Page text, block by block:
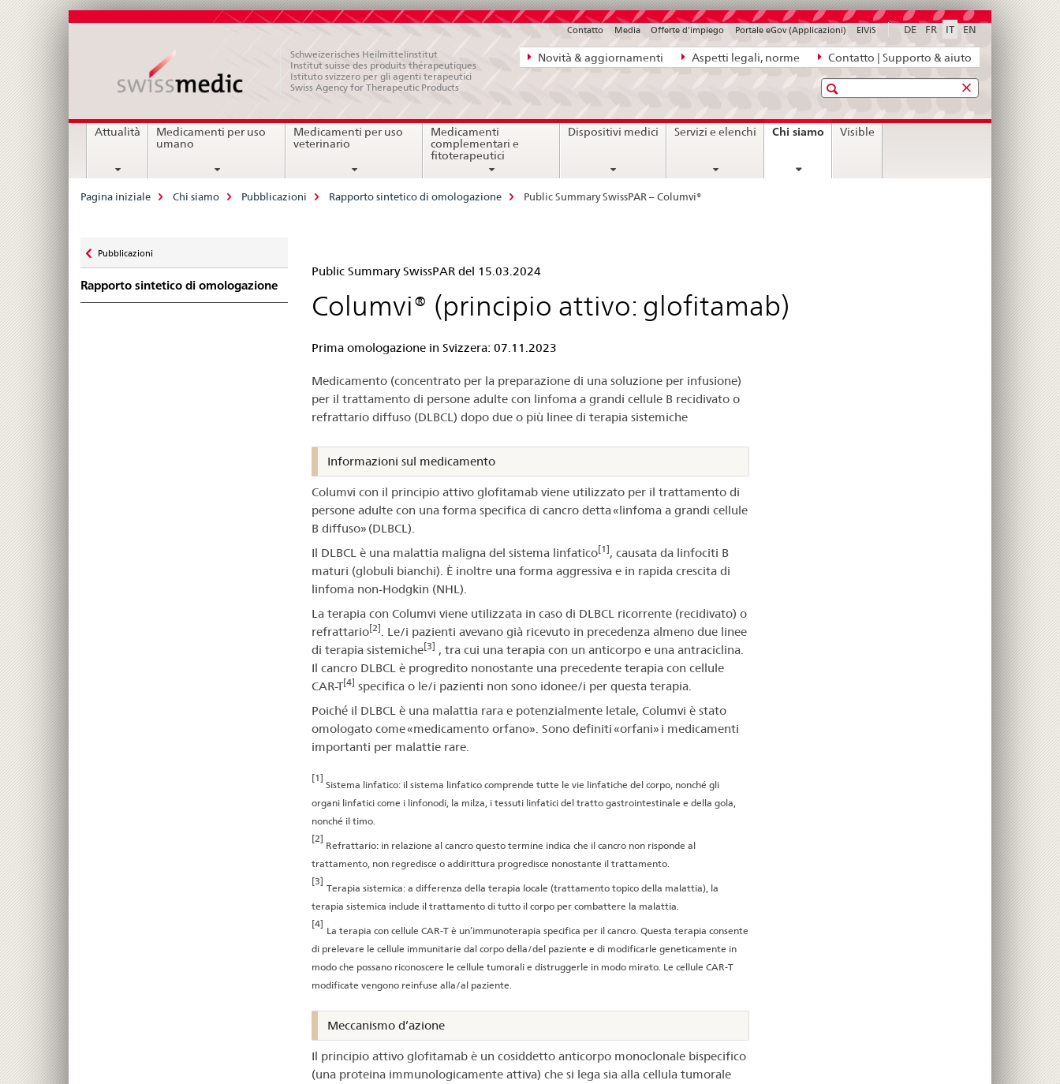
Navigazione
diretta:
aspetti
Novità & aggiornamenti Aspetti legali, norme Contatto | Supporto & aiuto
DE FR IT EN
Contatto Media Offerte d'impiego Portale eGov (Applicazioni) ElViS
Schweizerisches Heilmittelinstitut
Institut suisse des produits thérapeutiques
Istituto svizzero per gli agenti terapeutici
Swiss Agency for Therapeutic Products
Ricerca
Navigation
Attualità
Medicamenti per uso
umano
Medicamenti per uso
veterinario
Medicamenti
complementari e
fitoterapeutici
Dispositivi medici Servizi e elenchi Chi siamocurrent
Visible
Breadcrumb
Pagina iniziale Chi siamo Pubblicazioni Rapporto sintetico di omologazione Public Summary SwissPAR – Columvi®
zu
Pubblicazioni
Rapporto sintetico di omologazione
Public
Summary
Columvi®
Public Summary SwissPAR del 15.03.2024
Columvi® (principio attivo: glofitamab)
Prima omologazione in Svizzera: 07.11.2023
Medicamento (concentrato per la preparazione di una soluzione per infusione)
per il trattamento di persone adulte con linfoma a grandi cellule B recidivato o
refrattario diffuso (DLBCL) dopo due o più linee di terapia sistemiche
Informazioni sul medicamento
Columvi con il principio attivo glofitamab viene utilizzato per il trattamento di
persone adulte con una forma specifica di cancro detta «linfoma a grandi cellule
B diffuso» (DLBCL).
Il DLBCL è una malattia maligna del sistema linfatico[1], causata da linfociti B
maturi (globuli bianchi). È inoltre una forma aggressiva e in rapida crescita di
linfoma non-Hodgkin (NHL).
La terapia con Columvi viene utilizzata in caso di DLBCL ricorrente (recidivato) o
refrattario[2]
. Le/i pazienti avevano già ricevuto in precedenza almeno due linee
di terapia sistemiche[3] , tra cui una terapia con un anticorpo e una antraciclina.
Il cancro DLBCL è progredito nonostante una precedente terapia con cellule
CAR-T[4] specifica o le/i pazienti non sono idonee/i per questa terapia.
Poiché il DLBCL è una malattia rara e potenzialmente letale, Columvi è stato
omologato come «medicamento orfano». Sono definiti «orfani» i medicamenti
importanti per malattie rare.
[1]
Sistema linfatico: il sistema linfatico comprende tutte le vie linfatiche del corpo, nonché gli
organi linfatici come i linfonodi, la milza, i tessuti linfatici del tratto gastrointestinale e della gola,
nonché il timo.
[2]
Refrattario: in relazione al cancro questo termine indica che il cancro non risponde al
trattamento, non regredisce o addirittura progredisce nonostante il trattamento.
[3]
Terapia sistemica: a differenza della terapia locale (trattamento topico della malattia), la
terapia sistemica include il trattamento di tutto il corpo per combattere la malattia.
[4]
La terapia con cellule CAR-T è un’immunoterapia specifica per il cancro. Questa terapia consente
di prelevare le cellule immunitarie dal corpo della/del paziente e di modificarle geneticamente in
modo che possano riconoscere le cellule tumorali e distruggerle in modo mirato. Le cellule CAR-T
modificate vengono reinfuse alla/al paziente.
Meccanismo d’azione
Il principio attivo glofitamab è un cosiddetto anticorpo monoclonale bispecifico
(una proteina immunologicamente attiva) che si lega sia alla cellula tumorale